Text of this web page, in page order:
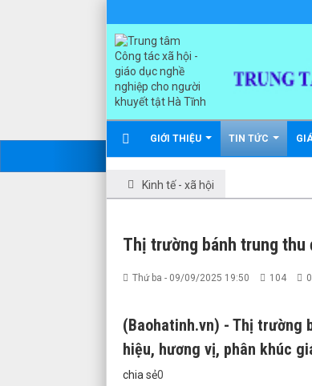
GIỚI THIỆU TIN TỨC
Kinh tế - xã hội
Thị trường bánh trung thu
Thứ ba - 09/09/2025 19:50 104 0
(Baohatinh.vn) - Thị trường
hiệu, hương vị, phân khúc
chia sẻ0